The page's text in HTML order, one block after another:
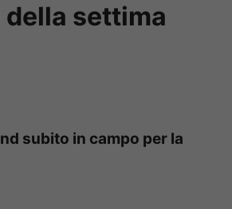
settima
subito in campo per la